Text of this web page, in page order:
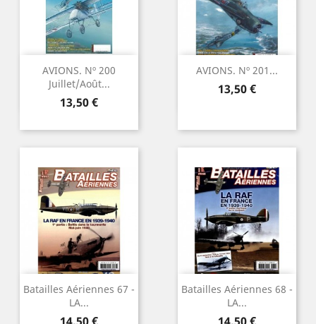
AVIONS. Nº 200
Juillet/Août...
Precio
13,50 €
AVIONS. Nº 201...
Precio
13,50 €
Batailles Aériennes 67 -
LA...
Precio
Batailles Aériennes 68 -
LA...
Precio